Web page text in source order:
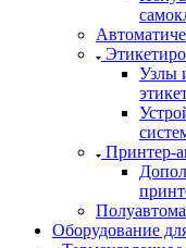
Узлы
Принтер-
Оборудование